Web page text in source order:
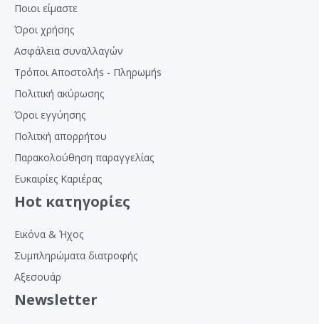
Ποιοι είμαστε
Όροι χρήσης
Ασφάλεια συναλλαγών
Τρόποι Αποστολήs - Πληρωμήs
Πολιτική ακύρωσης
Όροι εγγύησης
Πολιτκή απορρήτου
Παρακολούθηση παραγγελίας
Ευκαιρίες Καριέρας
Hot κατηγορίες
Εικόνα & Ήχος
Συμπληρώματα διατροφής
Αξεσουάρ
Newsletter